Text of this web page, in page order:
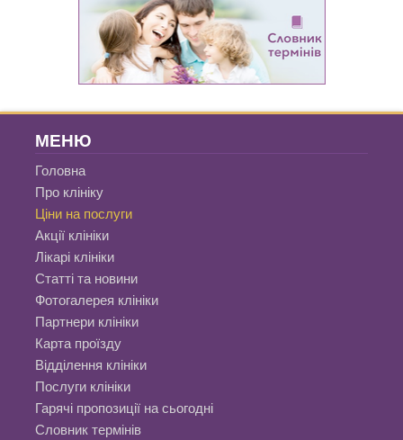
МЕНЮ
Головна
Про клініку
Ціни на послуги
Акції клініки
Лікарі клініки
Статті та новини
Фотогалерея клініки
Партнери клініки
Карта проїзду
Відділення клініки
Послуги клініки
Гарячі пропозиції на сьогодні
Словник термінів